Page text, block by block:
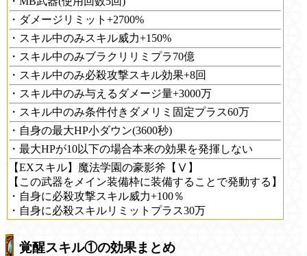
・ダメージリミット+2700%
・スキル中のみスキル威力+150%
・スキル中のみブラクリリミプラ70億
・スキル中のみ必殺攻撃スキル効果+8回
・スキル中のみ与えるダメージ量+3000万
・スキル中のみ条件付きダメリミ固定プラス60万
・自身の最大HP小ダウン(3600秒)
・最大HPが10以下の場合本来の効果を発揮しない
【EXスキル】魔法学園の豪影斧【Ⅴ】
【この武器をメイン装備枠に装備することで発動する】
・自身に必殺攻撃スキル威力+100％
・自身に必殺スキルリミットプラス30万
覚醒スキル①の効果まとめ